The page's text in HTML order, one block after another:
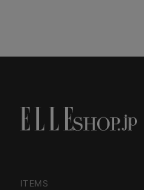
ITEMS